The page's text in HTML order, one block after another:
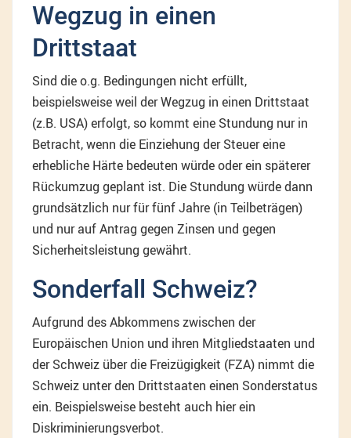
Wegzug in einen
Drittstaat
Sind die o.g. Bedingungen nicht erfüllt,
beispielsweise weil der Wegzug in einen Drittstaat
(z.B. USA) erfolgt, so kommt eine Stundung nur in
Betracht, wenn die Einziehung der Steuer eine
erhebliche Härte bedeuten würde oder ein späterer
Rückumzug geplant ist. Die Stundung würde dann
grundsätzlich nur für fünf Jahre (in Teilbeträgen)
und nur auf Antrag gegen Zinsen und gegen
Sicherheitsleistung gewährt.
Sonderfall Schweiz?
Aufgrund des Abkommens zwischen der
Europäischen Union und ihren Mitgliedstaaten und
der Schweiz über die Freizügigkeit (FZA) nimmt die
Schweiz unter den Drittstaaten einen Sonderstatus
ein. Beispielsweise besteht auch hier ein
Diskriminierungsverbot.